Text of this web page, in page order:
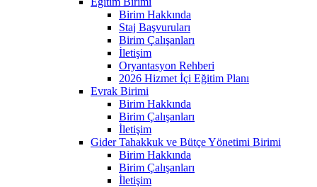
Birim Hakkında
Staj Başvuruları
Birim Çalışanları
İletişim
Oryantasyon Rehberi
2026 Hizmet İçi Eğitim Planı
Evrak Birimi
Birim Hakkında
Birim Çalışanları
İletişim
Gider Tahakkuk ve Bütçe Yönetimi Birimi
Birim Hakkında
Birim Çalışanları
İletişim